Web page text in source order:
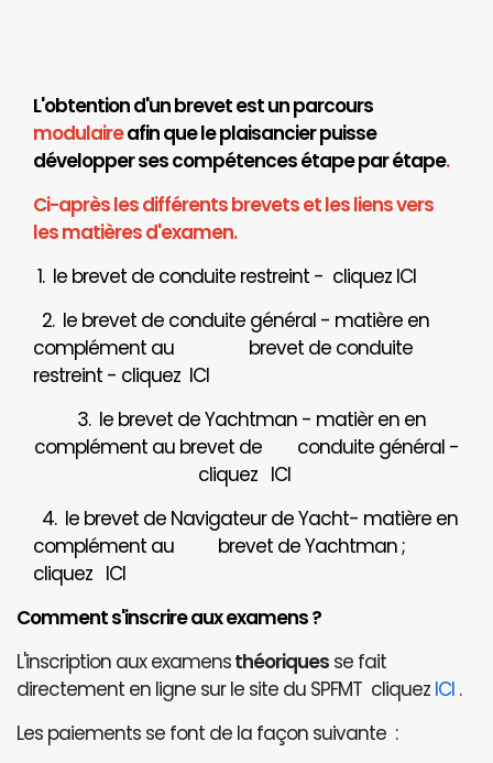
L'obtention d'un brevet est un parcours
modulaireafin que le plaisancier puisse
développer ses compétences étape par étape.
Ci-après les différents brevets et les liens vers
les matières d'examen.
1. le brevet de conduite restreint - cliquez ICI
2. le brevet de conduite général - matière en
complément au brevet de conduite
restreint - cliquez ICI
3. le brevet de Yachtman - matièr en en
complément au brevet de
conduite général -
cliquez ICI
4. le brevet de Navigateur de Yacht- matière en
complément au brevet de Yachtman ;
cliquez ICI
Comment s'inscrire aux examens ?
L'inscription aux examensthéoriques se fait
directement en ligne sur le site du SPFMT cliquez ICI .
Les paiements se font de la façon suivante :